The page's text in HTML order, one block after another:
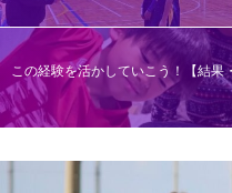
この経験を活かしていこう！【結